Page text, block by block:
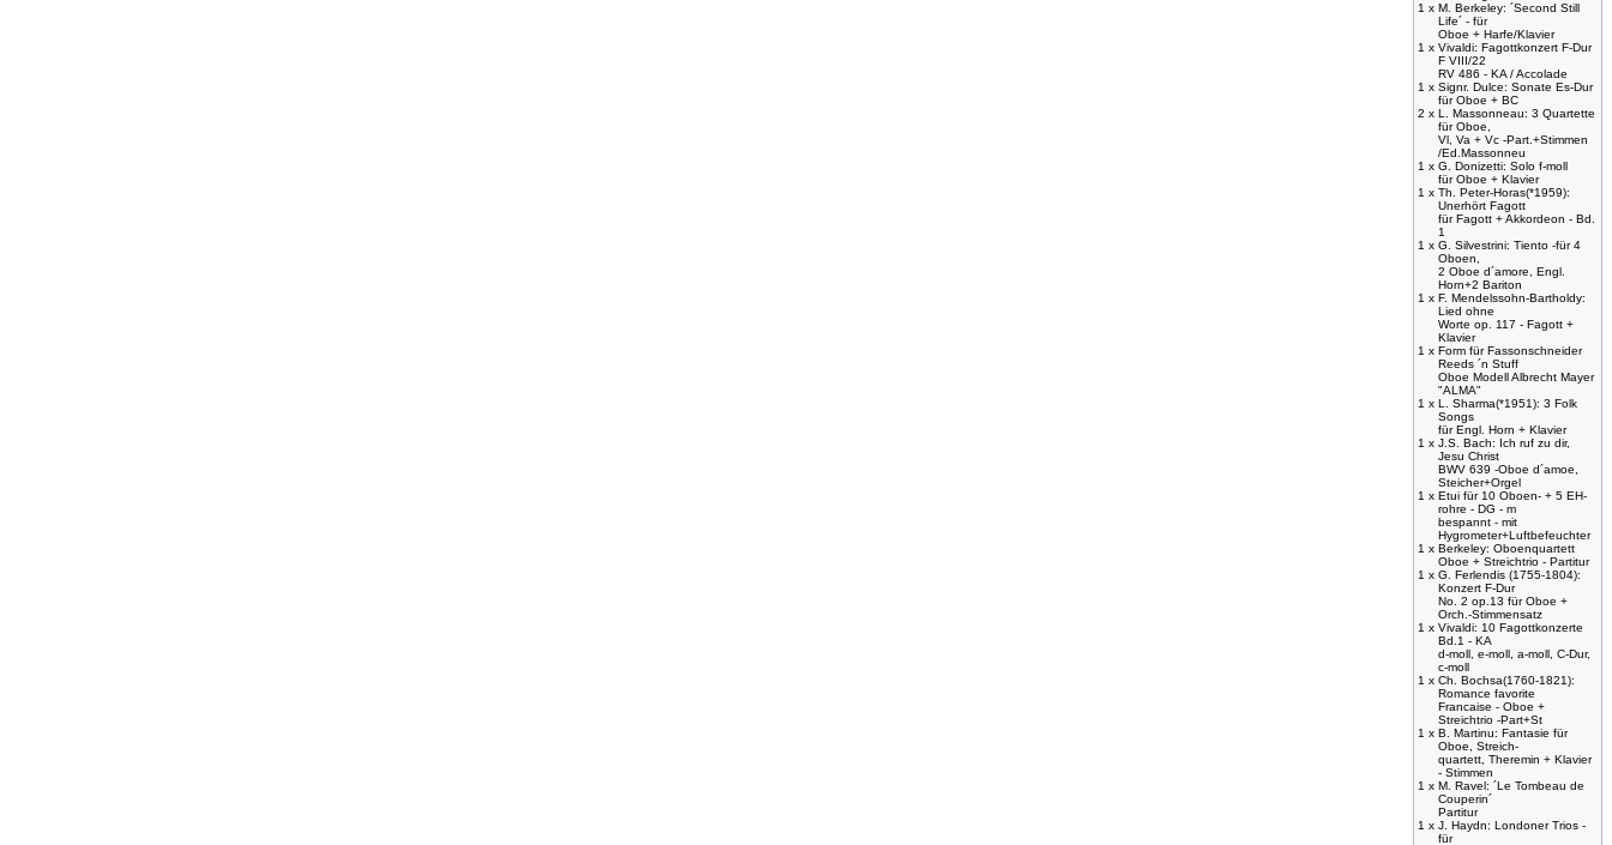
1 x M. Berkeley: ´Second Still
Life´ - für
Oboe + Harfe/Klavier
1 x Vivaldi: Fagottkonzert F-Dur
F VIII/22
RV 486 - KA / Accolade
1 x Signr. Dulce: Sonate Es-Dur
für Oboe + BC
2 x L. Massonneau: 3 Quartette
für Oboe,
Vl, Va + Vc -Part.+Stimmen
/Ed.Massonneu
1 x G. Donizetti: Solo f-moll
für Oboe + Klavier
1 x Th. Peter-Horas(*1959):
Unerhört Fagott
für Fagott + Akkordeon - Bd.
1
1 x G. Silvestrini: Tiento -für 4
Oboen,
2 Oboe d´amore, Engl.
Horn+2 Bariton
1 x F. Mendelssohn-Bartholdy:
Lied ohne
Worte op. 117 - Fagott +
Klavier
1 x Form für Fassonschneider
Reeds ´n Stuff
Oboe Modell Albrecht Mayer
"ALMA"
1 x L. Sharma(*1951): 3 Folk
Songs
für Engl. Horn + Klavier
1 x J.S. Bach: Ich ruf zu dir,
Jesu Christ
BWV 639 -Oboe d´amoe,
Steicher+Orgel
1 x Etui für 10 Oboen- + 5 EH-
rohre - DG - m
bespannt - mit
Hygrometer+Luftbefeuchter
1 x Berkeley: Oboenquartett
Oboe + Streichtrio - Partitur
1 x G. Ferlendis (1755-1804):
Konzert F-Dur
No. 2 op.13 für Oboe +
Orch.-Stimmensatz
1 x Vivaldi: 10 Fagottkonzerte
Bd.1 - KA
d-moll, e-moll, a-moll, C-Dur,
c-moll
1 x Ch. Bochsa(1760-1821):
Romance favorite
Francaise - Oboe +
Streichtrio -Part+St
1 x B. Martinu: Fantasie für
Oboe, Streich-
quartett, Theremin + Klavier
- Stimmen
1 x M. Ravel: ´Le Tombeau de
Couperin´
Partitur
1 x J. Haydn: Londoner Trios -
für